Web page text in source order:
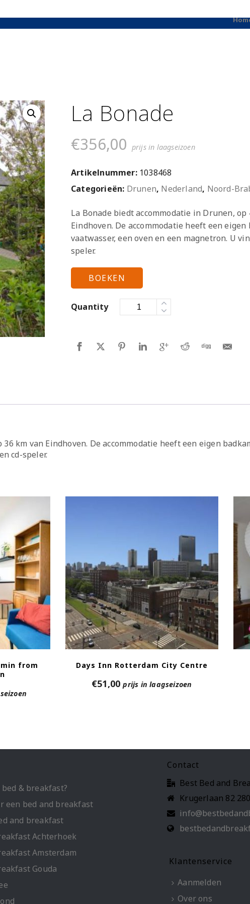
La Bonade
€356,00 prijs in laagseizoen
Artikelnummer: 1038468
Categorieën: Drunen, Nederland, Noord-
La Bonade biedt accommodatie in Drunen,
Eindhoven. De accommodatie heeft een
vaatwasser, een oven en een magnetron. U
speler.
BOEKEN
Quantity
km van Eindhoven. De accommodatie heeft een eigen
cd-speler.
from
Days Inn Rotterdam City Centre
€51,00 prijs in laagseizoen
& breakfast?
een bed and breakfast
and breakfast
Achterhoek
Amsterdam
Gouda
Contact
Best Bed and
Krugerlaan 82
Klantenservice
Aanmelden
Over ons